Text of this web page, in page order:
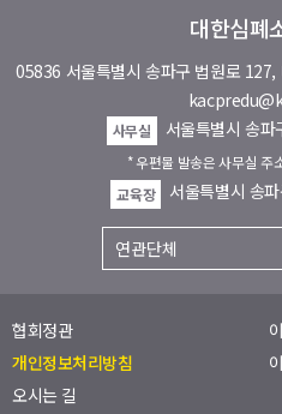
대한심폐
05836 서울특별시 송파구 법원로
사무실 서울특별시 송
* 우편물 발송은 사무실 주
교육장
서울특별시 송
협회정관
개인정보처리방침
오시는 길